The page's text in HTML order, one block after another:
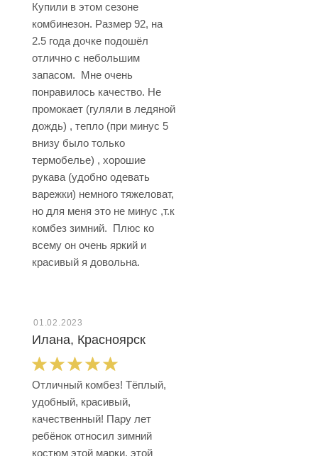
Купили в этом сезоне
комбинезон. Размер 92, на
2.5 года дочке подошёл
отлично с небольшим
запасом. Мне очень
понравилось качество. Не
промокает (гуляли в ледяной
дождь) , тепло (при минус 5
внизу было только
термобелье) , хорошие
рукава (удобно одевать
варежки) немного тяжеловат,
но для меня это не минус ,т.к
комбез зимний. Плюс ко
всему он очень яркий и
красивый я довольна.
01.02.2023
Илана, Красноярск
Отличный комбез! Тёплый,
удобный, красивый,
качественный! Пару лет
ребёнок относил зимний
костюм этой марки, этой